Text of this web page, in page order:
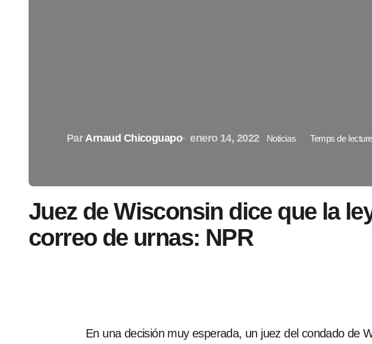
Par Arnaud Chicoguapo enero 14, 2022 Noticias Temps de
Juez de Wisconsin dice que la
correo de urnas: NPR
En una decisión muy esperada, un juez del condado de